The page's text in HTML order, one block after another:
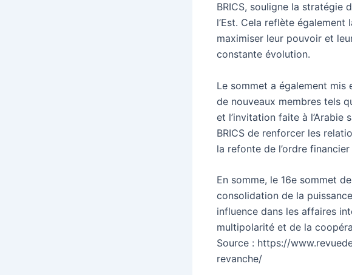
BRICS, souligne la stratégie
l’Est. Cela reflète
maximiser leur pouvoir et
constante évolution.
Le sommet a également mis
de nouveaux membres tels
et l’invitation faite à l’Arabie
BRICS de renforcer les
la refonte de l’ordre
En somme, le 16e sommet
consolidation de la
influence dans les affaires
multipolarité et de la
Source : https://
revanche/